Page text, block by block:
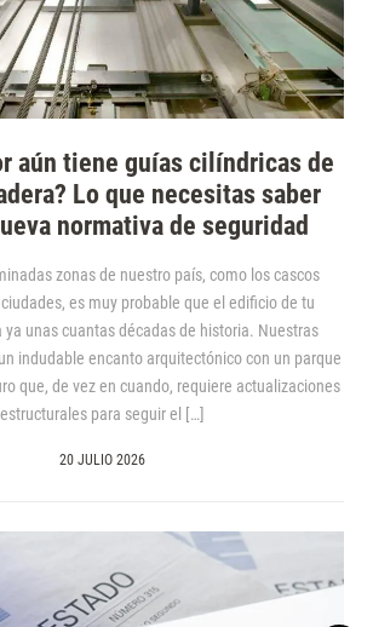
aún tiene guías cilíndricas de
Lo que necesitas saber
normativa de seguridad
zonas de nuestro país, como los cascos
es muy probable que el edificio de tu
unas cuantas décadas de historia. Nuestras
indudable encanto arquitectónico con un parque
que, de vez en cuando, requiere actualizaciones
estructurales para seguir el […]
20 JULIO 2026